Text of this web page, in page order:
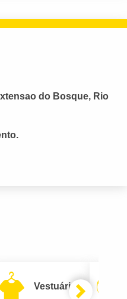
do Bosque, Rio
Vestuário